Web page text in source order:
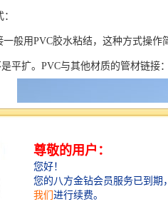
一般用PVC胶水粘结，这种方式操
平扩。PVC与其他材质的管材链接